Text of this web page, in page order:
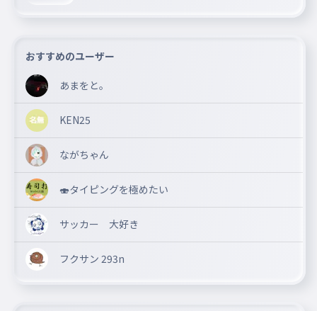
おすすめのユーザー
あまをと。
KEN25
ながちゃん
🍣タイピングを極めたい
サッカー 大好き
フクサン 293n